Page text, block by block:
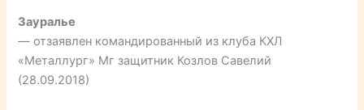
Зауралье
— отзаявлен командированный из клуба КХЛ
«Металлург» Мг защитник Козлов Савелий
(28.09.2018)